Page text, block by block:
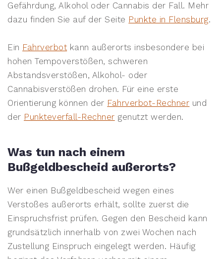
Gefährdung, Alkohol oder Cannabis der Fall. Mehr
dazu finden Sie auf der Seite Punkte in Flensburg.
Ein Fahrverbot kann außerorts insbesondere bei
hohen Tempoverstößen, schweren
Abstandsverstößen, Alkohol- oder
Cannabisverstößen drohen. Für eine erste
Orientierung können der Fahrverbot-Rechner und
der Punkteverfall-Rechner genutzt werden.
Was tun nach einem
Bußgeldbescheid außerorts?
Wer einen Bußgeldbescheid wegen eines
Verstoßes außerorts erhält, sollte zuerst die
Einspruchsfrist prüfen. Gegen den Bescheid kann
grundsätzlich innerhalb von zwei Wochen nach
Zustellung Einspruch eingelegt werden. Häufig